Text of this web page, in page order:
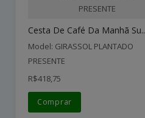
PRESENTE
Cesta De Café Da Manhã Su..
Model: GIRASSOL PLANTADO
PRESENTE
R$418,75
Comprar